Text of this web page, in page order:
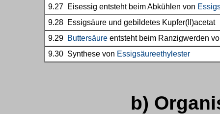
9.27 Eisessig entsteht beim Abkühlen von
9.28 Essigsäure und gebildetes Kupfer(II)acetat
9.29 Buttersäure entsteht beim Ranzigwerden
9.30 Synthese von Essigsäureethylester
b)